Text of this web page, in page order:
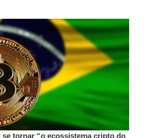
se tornar “o ecossistema cripto do